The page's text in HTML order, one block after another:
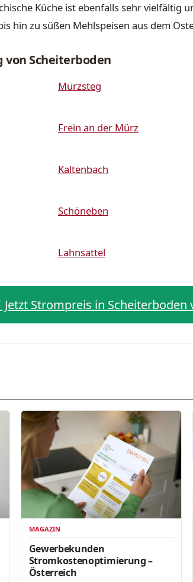
Küche ist ebenfalls sehr vielfältig
hin zu süßen Mehlspeisen aus dem
von Scheiterboden
Mürzsteg
Frein an der Mürz
Kaltenbach
Schöneben
Lahnsattel
Jetzt Strompreis in Scheiterboden
MAGAZIN
Gewerbekunden
Stromkostenoptimierung –
Österreich